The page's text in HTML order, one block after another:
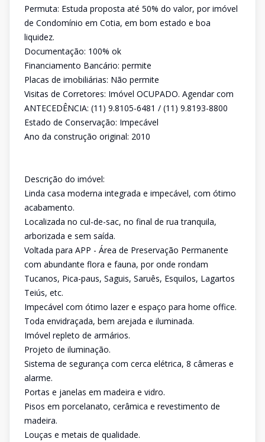
Permuta: Estuda proposta até 50% do valor, por imóvel
de Condomínio em Cotia, em bom estado e boa
liquidez.
Documentação: 100% ok
Financiamento Bancário: permite
Placas de imobiliárias: Não permite
Visitas de Corretores: Imóvel OCUPADO. Agendar com
ANTECEDÊNCIA: (11) 9.8105-6481 / (11) 9.8193-8800
Estado de Conservação: Impecável
Ano da construção original: 2010
Descrição do imóvel:
Linda casa moderna integrada e impecável, com ótimo
acabamento.
Localizada no cul-de-sac, no final de rua tranquila,
arborizada e sem saída.
Voltada para APP - Área de Preservação Permanente
com abundante flora e fauna, por onde rondam
Tucanos, Pica-paus, Saguis, Saruês, Esquilos, Lagartos
Teiús, etc.
Impecável com ótimo lazer e espaço para home office.
Toda envidraçada, bem arejada e iluminada.
Imóvel repleto de armários.
Projeto de iluminação.
Sistema de segurança com cerca elétrica, 8 câmeras e
alarme.
Portas e janelas em madeira e vidro.
Pisos em porcelanato, cerâmica e revestimento de
madeira.
Louças e metais de qualidade.